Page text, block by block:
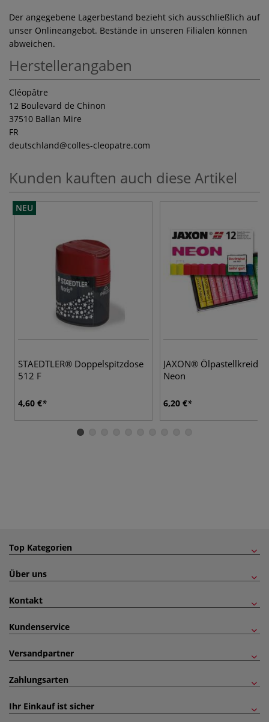
Der angegebene Lagerbestand bezieht sich ausschließlich auf
unser Onlineangebot. Bestände in unseren Filialen können
abweichen.
Herstellerangaben
Cléopâtre
12 Boulevard de Chinon
37510 Ballan Mire
FR
deutschland@colles-cleopatre.com
Kunden kauften auch diese Artikel
NEU
STAEDTLER® Doppelspitzdose
512 F
4,60 €
JAXON®
Neon
6,20 €
Top Kategorien
Über uns
Kontakt
Kundenservice
Versandpartner
Zahlungsarten
Ihr Einkauf ist sicher